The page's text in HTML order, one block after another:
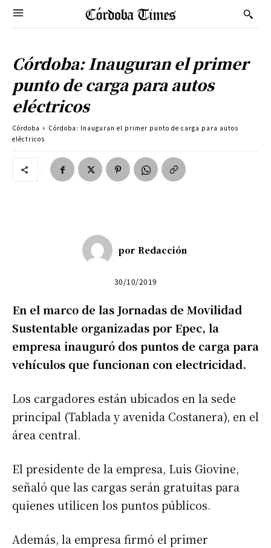
Córdoba: Inauguran el primer
punto de carga para autos
eléctricos
Córdoba
Córdoba: Inauguran el primer punto de carga para autos
eléctricos
por Redacción
30/10/2019
En el marco de las Jornadas de Movilidad
Sustentable organizadas por Epec, la
empresa inauguró dos puntos de carga para
vehículos que funcionan con electricidad.
Los cargadores están ubicados en la sede
principal (Tablada y avenida Costanera), en el
área central.
El presidente de la empresa, Luis Giovine,
señaló que las cargas serán gratuitas para
quienes utilicen los puntos públicos.
Además, la empresa firmó el primer